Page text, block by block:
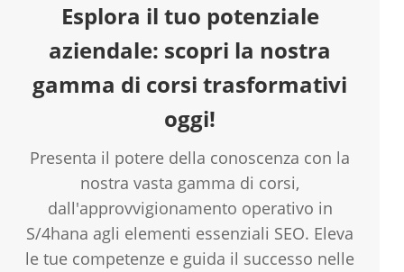
e
o
Esplora il tuo potenziale
aziendale: scopri la nostra
gamma di corsi trasformativi
oggi!
Presenta il potere della conoscenza con la
nostra vasta gamma di corsi,
dall'approvvigionamento operativo in
S/4hana agli elementi essenziali SEO. Eleva
le tue competenze e guida il successo nelle